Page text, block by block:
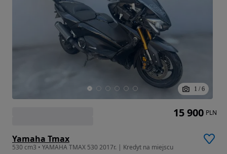
1 / 6
Yamaha Tmax
530 cm3 • YAMAHA TMAX 530 2017r. | Kredyt na miejscu
15 900 PLN